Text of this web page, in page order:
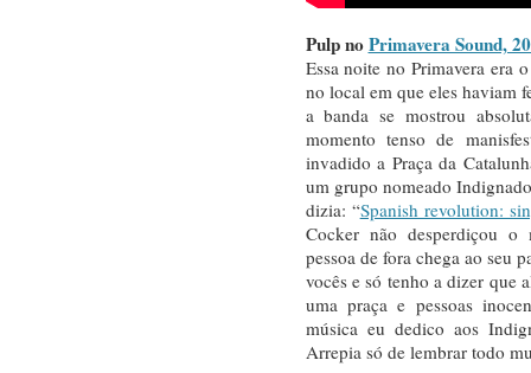
Pulp noPrimavera Sound,
Essa noite no Primavera era
no local em que eles haviam
a banda se mostrou
momento tenso de
invadido a Praça da
um grupo nomeado
dizia: “Spanish revolution:
Cocker não desperdiçou o
pessoa de fora chega ao seu
vocês e só tenho a dizer que
uma praça e pessoas
música eu dedico aos
Arrepia só de lembrar todo